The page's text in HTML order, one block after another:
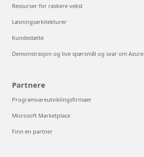
Ressurser for raskere vekst
Løsningsarkitekturer
Kundestøtte
Demonstrasjon og live spørsmål og svar om Azure
Partnere
Programvareutviklingsfirmaer
Microsoft Marketplace
Finn en partner